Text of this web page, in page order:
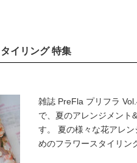
イリング 特集
雑誌 PreFla プリフラ
で、夏のアレンジメント
す。 夏の様々な花アレ
めのフラワースタイリン